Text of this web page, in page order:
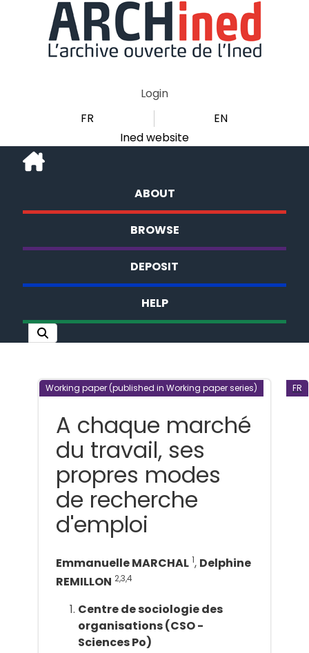
Login
FR
EN
Ined website
ABOUT
BROWSE
DEPOSIT
HELP
Working paper (published in Working paper series) FR
A chaque marché
du travail, ses
propres modes
de recherche
d'emploi
Emmanuelle MARCHAL 1, Delphine
REMILLON 2,3,4
Centre de sociologie des
organisations (CSO -
Sciences Po)